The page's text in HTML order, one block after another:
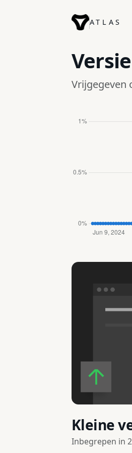
ATLAS
Versie
Vrijgegeven
Kleine
Inbegrepen in